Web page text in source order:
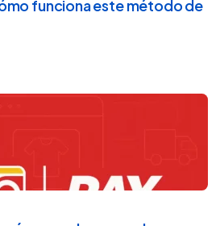
funciona este método de